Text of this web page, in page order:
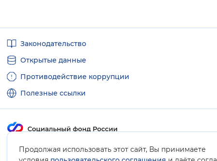
Продолжая использовать этот сайт, Вы принимаете
ссылкиЗаконодательство
Открытые данные
Противодействие коррупции
Полезные ссылки
Карта сайта